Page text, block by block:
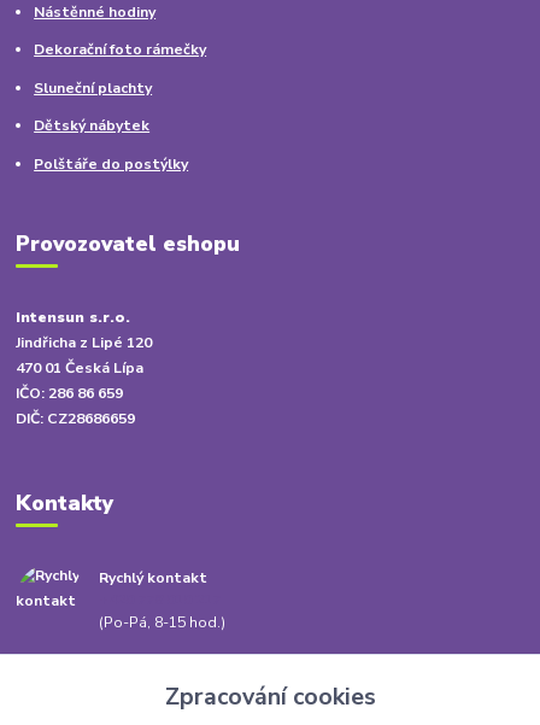
Nástěnné hodiny
Dekorační foto rámečky
Sluneční plachty
Dětský nábytek
Polštáře do postýlky
Provozovatel eshopu
Intensun s.r.o.
Jindřicha z Lipé 120
470 01 Česká Lípa
IČO: 286 86 659
DIČ: CZ28686659
Kontakty
Rychlý kontakt
(Po-Pá, 8-15 hod.)
Zpracování cookies